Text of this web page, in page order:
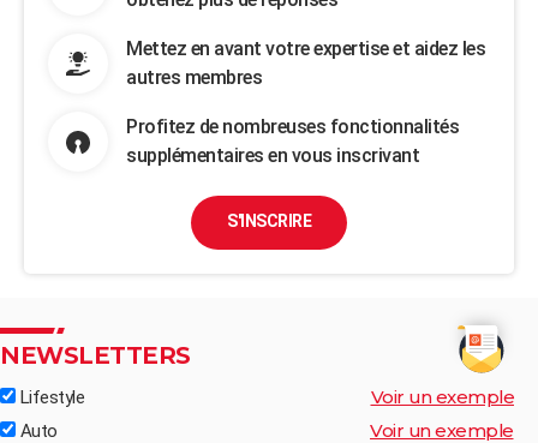
Mettez en avant votre expertise et aidez les
autres membres
Profitez de nombreuses fonctionnalités
supplémentaires en vous inscrivant
S'INSCRIRE
NEWSLETTERS
Lifestyle Voir un exemple
Auto Voir un exemple